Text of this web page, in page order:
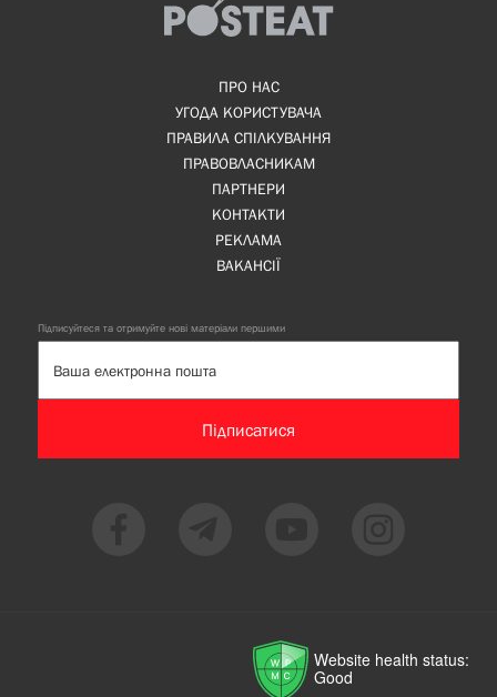
ПРО НАС
УГОДА КОРИСТУВАЧА
ПРАВИЛА СПІЛКУВАННЯ
ПРАВОВЛАСНИКАМ
ПАРТНЕРИ
КОНТАКТИ
РЕКЛАМА
ВАКАНСІЇ
Підписуйтеся та отримуйте нові матеріали першими
Підписатися
Website health status:
Good